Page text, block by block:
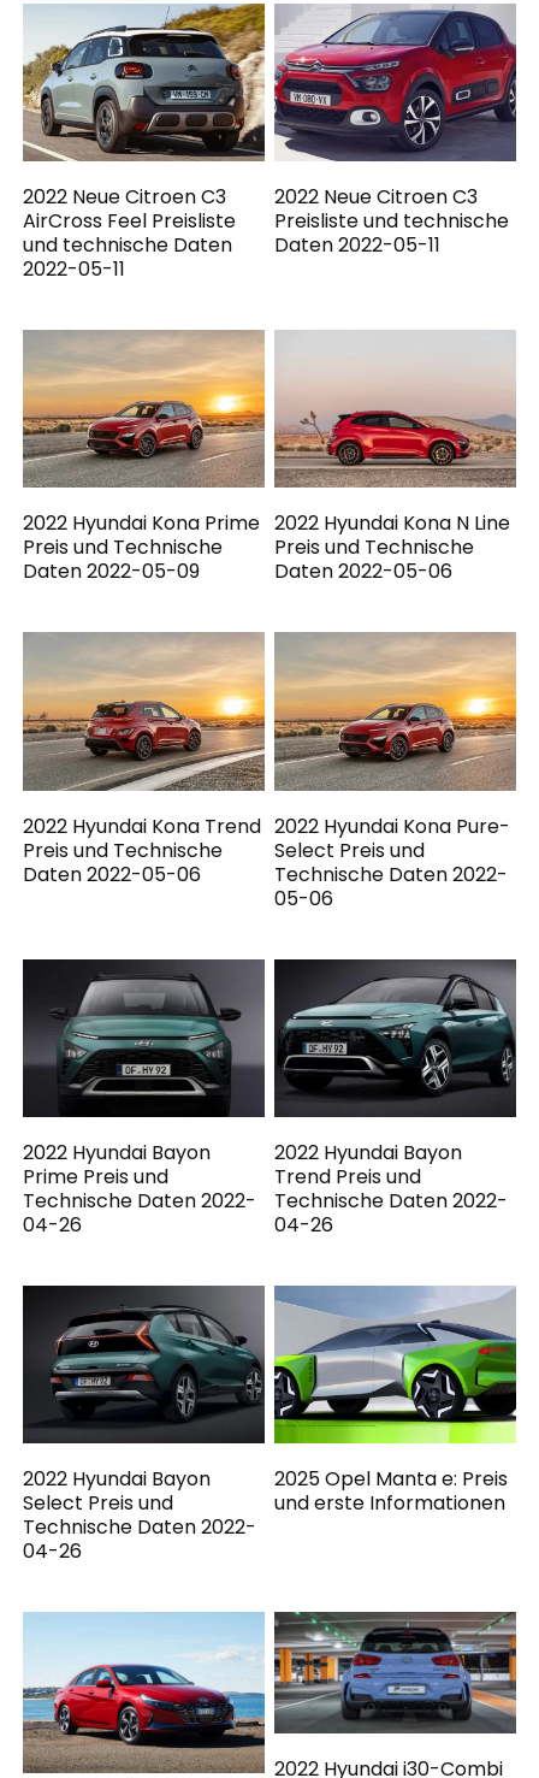
2022 Neue Citroen C3
AirCross Feel Preisliste
und technische Daten
2022-05-11
2022 Neue Citroen C3
Preisliste und technische
Daten 2022-05-11
2022 Hyundai Kona Prime
Preis und Technische
Daten 2022-05-09
2022 Hyundai Kona N Line
Preis und Technische
Daten 2022-05-06
2022 Hyundai Kona Trend
Preis und Technische
Daten 2022-05-06
2022 Hyundai Kona Pure-
Select Preis und
Technische Daten 2022-
05-06
2022 Hyundai Bayon
Prime Preis und
Technische Daten 2022-
04-26
2022 Hyundai Bayon
Trend Preis und
Technische Daten 2022-
04-26
2022 Hyundai Bayon
Select Preis und
Technische Daten 2022-
04-26
2025 Opel Manta e: Preis
und erste Informationen
2022 Hyundai i30-Combi